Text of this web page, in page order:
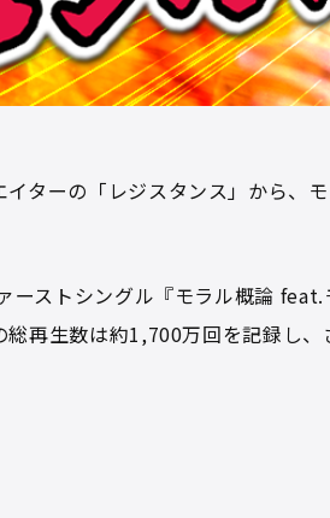
ターの「レジスタンス」から、
ーストシングル『モラル概論
再生数は約1,700万回を記録し